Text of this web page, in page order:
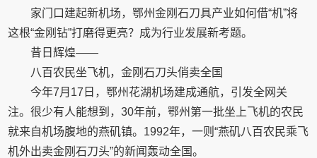
家门口建起新机场，鄂州金刚石刀具产业如何借“机”将
这根“金刚钻”打磨得更亮？成为行业发展新考题。
昔日辉煌——
八百农民坐飞机，金刚石刀头俏卖全国
今年7月17日，鄂州花湖机场建成通航，引发全网关
注。很少有人能想到，30年前，鄂州第一批坐上飞机的农民
就来自机场腹地的燕矶镇。1992年，一则“燕矶八百农民乘飞
机外出卖金刚石刀头”的新闻轰动全国。